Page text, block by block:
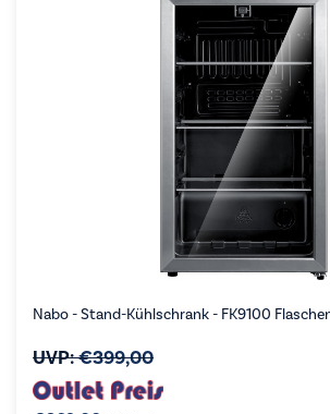
Nabo - Stand-Kühlschrank - FK9100
UVP:€399,00